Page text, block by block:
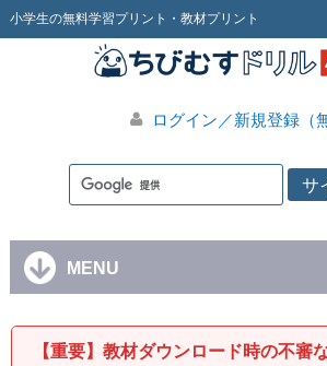
小学生の無料学習プリント・教材プリント
ログイン／新規登録（
MENU
【重要】教材ダウンロード時の不審